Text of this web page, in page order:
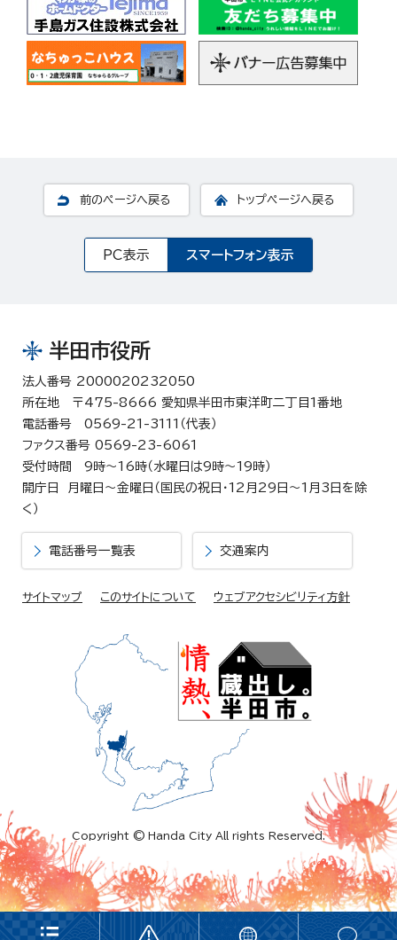
前のページへ戻る トップページへ戻る
PC表示 スマートフォン表示
半田市役所
法人番号 2000020232050
所在地 〒475-8666 愛知県半田市東洋町二丁目1番地
電話番号 0569-21-3111（代表）
ファクス番号 0569-23-6061
受付時間 9時～16時（水曜日は9時～19時）
開庁日 月曜日～金曜日（国民の祝日・12月29日～1月3日を除
く）
電話番号一覧表 交通案内
サイトマップ このサイトについて ウェブアクセシビリティ方針
Copyright © Handa City All rights Reserved.